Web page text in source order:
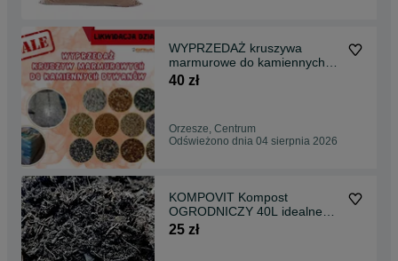
WYPRZEDAŻ kruszywa
marmurowe do kamiennych
dywanów 4-7mm PROMOCJA
40 zł
Orzesze, Centrum
Odświeżono dnia 04 sierpnia 2026
KOMPOVIT Kompost
OGRODNICZY 40L idealne
podłoże do pielęgnacji
25 zł